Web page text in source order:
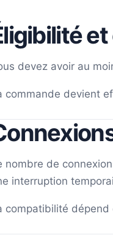
devez avoir au
commande devient
nombre de
interruption
compatibilité dépend